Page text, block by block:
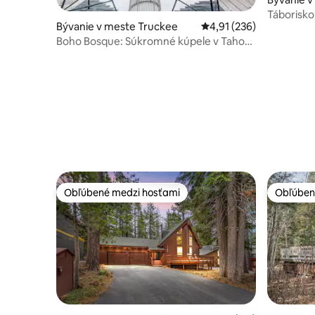
Bývanie v meste Truckee Priemerné
4,91 (236)
Boho Bosque: Súkromné kúpele v Tahoe
Obľúbené medzi hosťami
Obľúbené medzi hosťami